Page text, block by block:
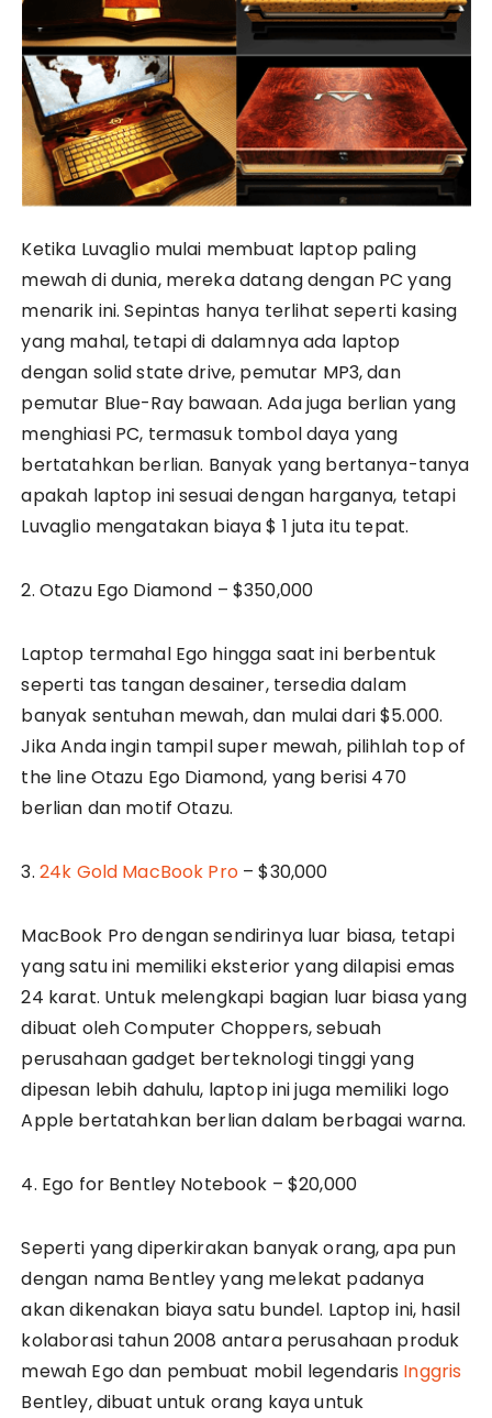
Ketika Luvaglio mulai membuat laptop paling
mewah di dunia, mereka datang dengan PC yang
menarik ini. Sepintas hanya terlihat seperti kasing
yang mahal, tetapi di dalamnya ada laptop
dengan solid state drive, pemutar MP3, dan
pemutar Blue-Ray bawaan. Ada juga berlian yang
menghiasi PC, termasuk tombol daya yang
bertatahkan berlian. Banyak yang bertanya-tanya
apakah laptop ini sesuai dengan harganya, tetapi
Luvaglio mengatakan biaya $ 1 juta itu tepat.
2. Otazu Ego Diamond – $350,000
Laptop termahal Ego hingga saat ini berbentuk
seperti tas tangan desainer, tersedia dalam
banyak sentuhan mewah, dan mulai dari $5.000.
Jika Anda ingin tampil super mewah, pilihlah top of
the line Otazu Ego Diamond, yang berisi 470
berlian dan motif Otazu.
3. 24k Gold MacBook Pro– $30,000
MacBook Pro dengan sendirinya luar biasa, tetapi
yang satu ini memiliki eksterior yang dilapisi emas
24 karat. Untuk melengkapi bagian luar biasa yang
dibuat oleh Computer Choppers, sebuah
perusahaan gadget berteknologi tinggi yang
dipesan lebih dahulu, laptop ini juga memiliki logo
Apple bertatahkan berlian dalam berbagai warna.
4. Ego for Bentley Notebook – $20,000
Seperti yang diperkirakan banyak orang, apa pun
dengan nama Bentley yang melekat padanya
akan dikenakan biaya satu bundel. Laptop ini, hasil
kolaborasi tahun 2008 antara perusahaan produk
mewah Ego dan pembuat mobil legendaris Inggris
Bentley, dibuat untuk orang kaya untuk